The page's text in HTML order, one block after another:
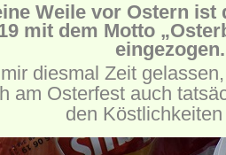
Weile vor Ostern ist
mit dem Motto
eingezogen.
diesmal Zeit
am Osterfest auch
den